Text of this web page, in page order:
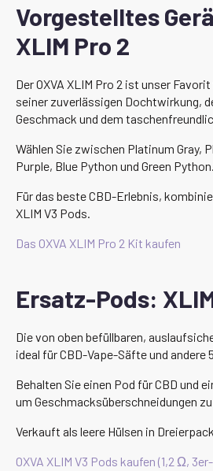
Vorgestelltes
XLIM Pro 2
Der OXVA XLIM Pro 2 ist unser
seiner zuverlässigen Dochtwirkung,
Geschmack und dem
Wählen Sie zwischen Platinum Gray,
Purple, Blue Python und Green Python.
Für das beste CBD-Erlebnis,
XLIM V3 Pods.
Das OXVA XLIM Pro 2 Kit kaufen
Ersatz-Pods:
Die von oben befüllbaren,
ideal für CBD-Vape-Säfte und andere
Behalten Sie einen Pod für CBD und
um Geschmacksüberschneidungen
Verkauft als leere Hülsen in
OXVA XLIM V3 Pods kaufen (1,2 Ω,